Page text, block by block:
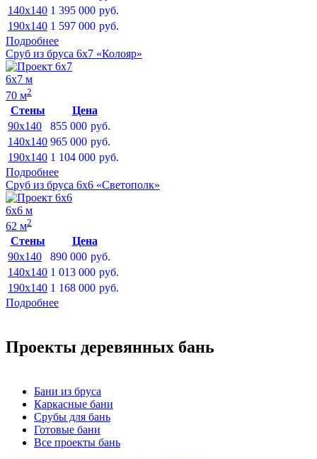
140x140 1 395 000 руб.
190x140 1 597 000 руб.
Подробнее
Сруб из бруса 6х7 «Колояр»
6х7 м
70 м2
Стены
Цена
90x140
855 000 руб.
140x140 965 000 руб.
190x140 1 104 000 руб.
Подробнее
Сруб из бруса 6х6 «Светополк»
6х6 м
62 м2
Стены
Цена
90x140
890 000 руб.
140x140 1 013 000 руб.
190x140 1 168 000 руб.
Подробнее
Проекты деревянных бань
Бани из бруса
Каркасные бани
Срубы для бань
Готовые бани
Все проекты бань